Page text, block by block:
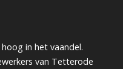
in het vaandel.
van Tetterode